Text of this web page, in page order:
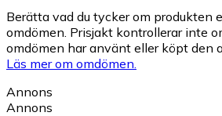
Berätta vad du tycker om produkten
omdömen. Prisjakt kontrollerar inte
omdömen har använt eller köpt den
Läs mer om omdömen.
Annons
Annons